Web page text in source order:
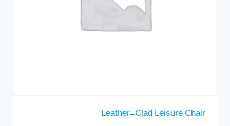
Leather-Clad Leisure Chair